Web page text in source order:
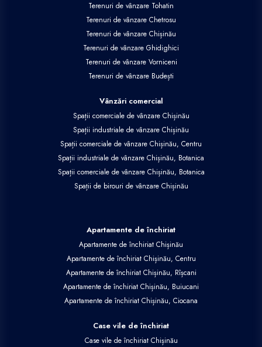
Terenuri de vânzare Tohatin
Terenuri de vânzare Chetrosu
Terenuri de vânzare Chișinău
Terenuri de vânzare Ghidighici
Terenuri de vânzare Vorniceni
Terenuri de vânzare Budești
Vânzări comercial
Spații comerciale de vânzare Chișinău
Spații industriale de vânzare Chișinău
Spații comerciale de vânzare Chișinău, Centru
Spații industriale de vânzare Chișinău, Botanica
Spații comerciale de vânzare Chișinău, Botanica
Spații de birouri de vânzare Chișinău
Apartamente de închiriat
Apartamente de închiriat Chișinău
Apartamente de închiriat Chișinău, Centru
Apartamente de închiriat Chișinău, Rîșcani
Apartamente de închiriat Chișinău, Buiucani
Apartamente de închiriat Chișinău, Ciocana
Case vile de închiriat
Case vile de închiriat Chișinău